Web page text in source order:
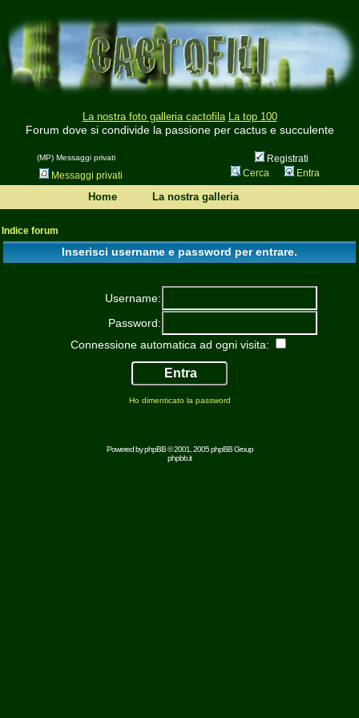
La nostra foto galleria cactofila La top 100
Forum dove si condivide la passione per cactus e succulente
(MP) Messaggi privati
Registrati
Messaggi privati
Cerca Entra
Home La nostra galleria
Indice forum
Inserisci username e password per entrare.
Username:
Password:
Connessione automatica ad ogni visita:
Ho dimenticato la password
Powered byphpBB© 2001, 2005 phpBB Group
phpbb.it